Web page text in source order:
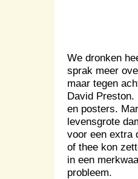
We dronken
sprak meer
maar tegen
David Preston.
en posters.
levensgrote
voor een extra
of thee kon
in een
probleem.